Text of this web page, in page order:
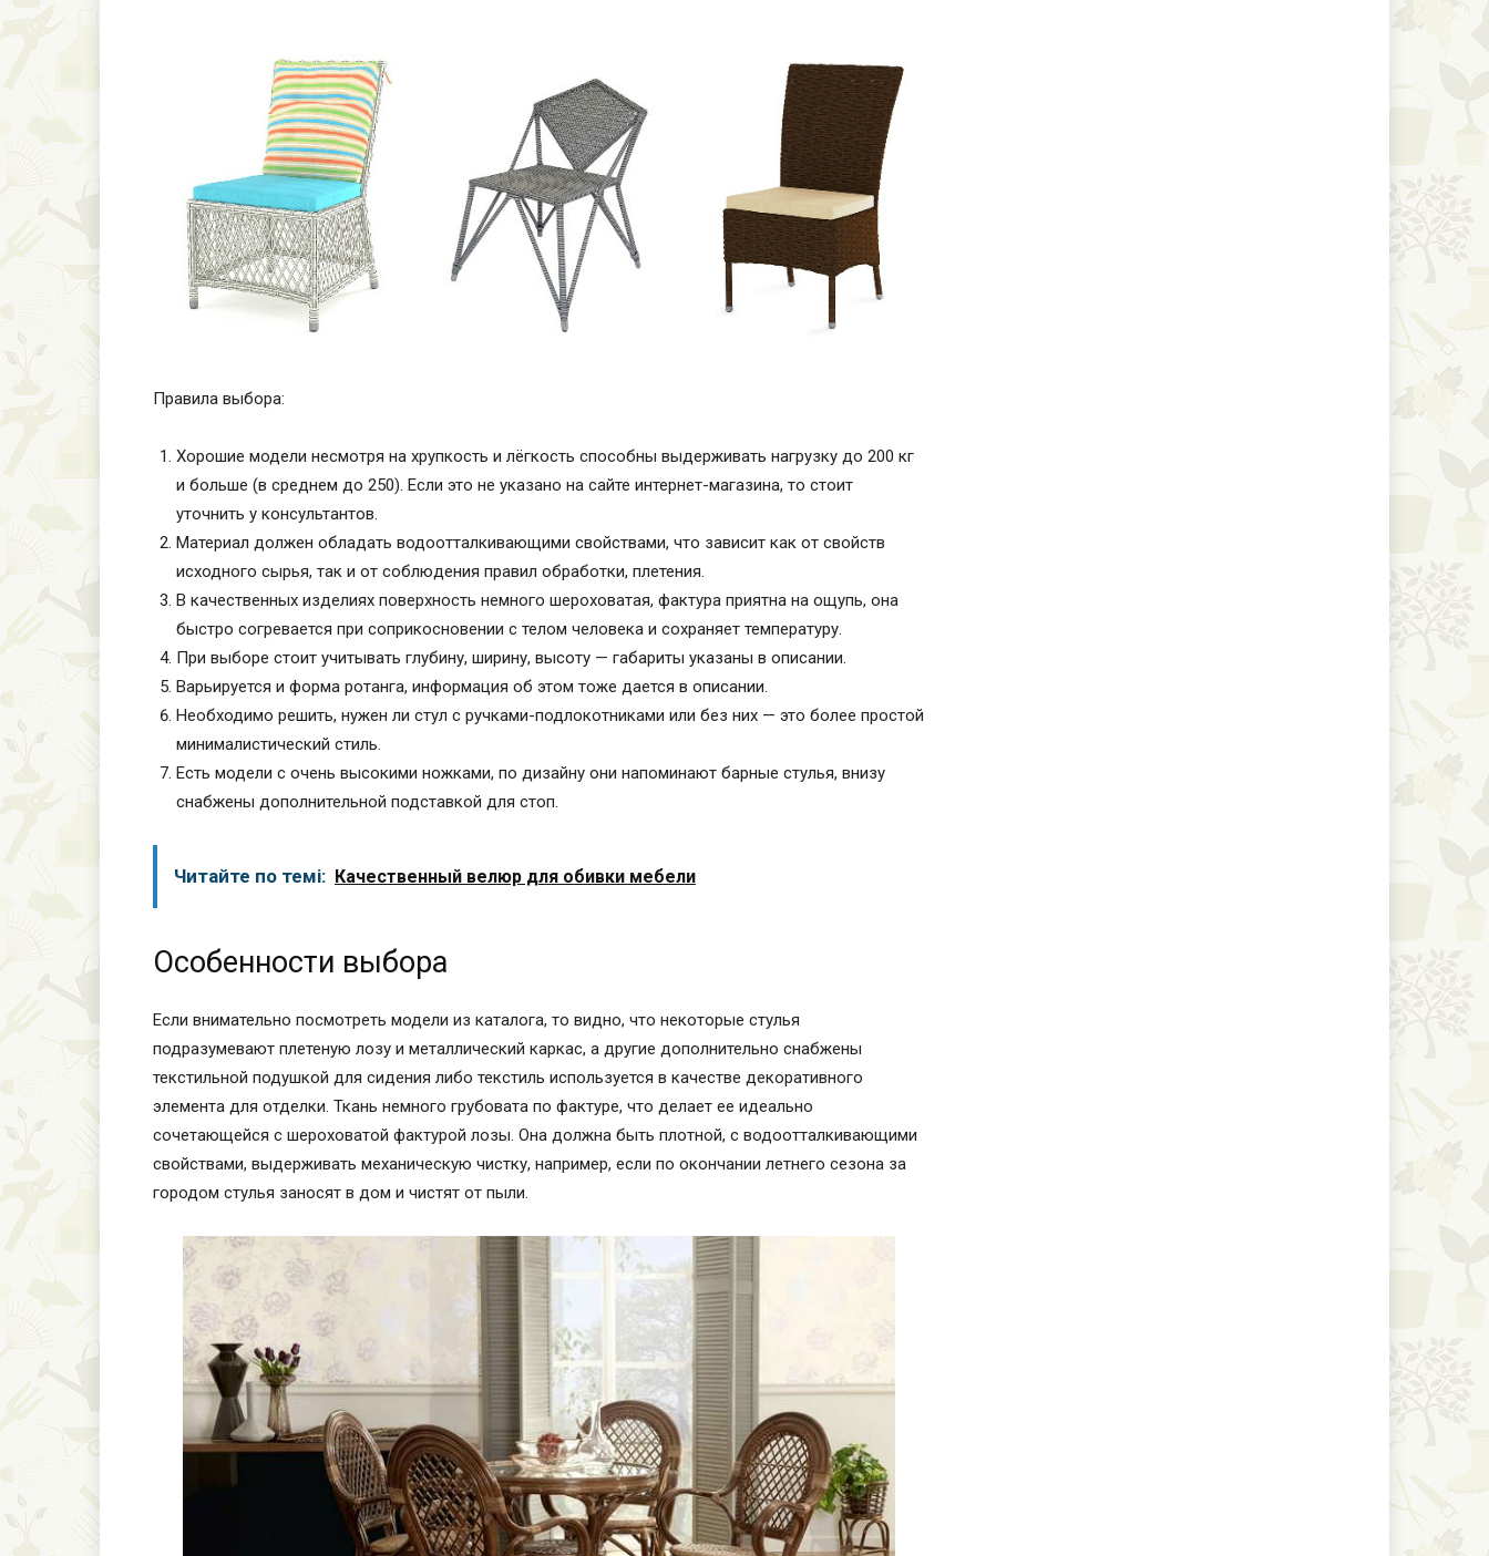
Правила выбора:
Хорошие модели несмотря на хрупкость и лёгкость способны выдерживать нагрузку до 200 кг
и больше (в среднем до 250). Если это не указано на сайте интернет-магазина, то стоит
уточнить у консультантов.
Материал должен обладать водоотталкивающими свойствами, что зависит как от свойств
исходного сырья, так и от соблюдения правил обработки, плетения.
В качественных изделиях поверхность немного шероховатая, фактура приятна на ощупь, она
быстро согревается при соприкосновении с телом человека и сохраняет температуру.
При выборе стоит учитывать глубину, ширину, высоту — габариты указаны в описании.
Варьируется и форма ротанга, информация об этом тоже дается в описании.
Необходимо решить, нужен ли стул с ручками-подлокотниками или без них — это более простой
минималистический стиль.
Есть модели с очень высокими ножками, по дизайну они напоминают барные стулья, внизу
снабжены дополнительной подставкой для стоп.
Читайте по темі: Качественный велюр для обивки мебели
Особенности выбора
Если внимательно посмотреть модели из каталога, то видно, что некоторые стулья
подразумевают плетеную лозу и металлический каркас, а другие дополнительно снабжены
текстильной подушкой для сидения либо текстиль используется в качестве декоративного
элемента для отделки. Ткань немного грубовата по фактуре, что делает ее идеально
сочетающейся с шероховатой фактурой лозы. Она должна быть плотной, с водоотталкивающими
свойствами, выдерживать механическую чистку, например, если по окончании летнего сезона за
городом стулья заносят в дом и чистят от пыли.